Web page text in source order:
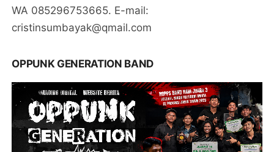
WA 085296753665. E-mail:
cristinsumbayak@qmail.com
OPPUNK GENERATION BAND